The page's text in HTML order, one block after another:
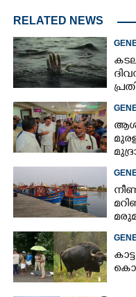
RELATED NEWS